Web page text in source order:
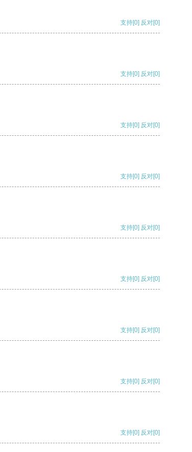
支持[0] 反对[0]
支持[0] 反对[0]
支持[0] 反对[0]
支持[0] 反对[0]
支持[0] 反对[0]
支持[0] 反对[0]
支持[0] 反对[0]
支持[0] 反对[0]
支持[0] 反对[0]